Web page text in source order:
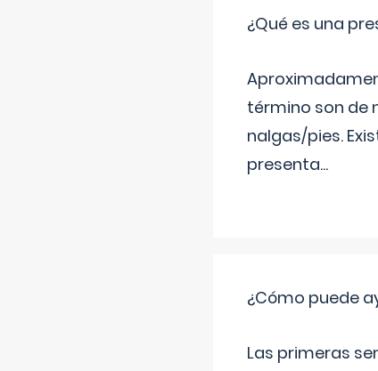
¿Qué es una
término son de
nalgas/pies.
presenta...
¿Cómo puede
Las primeras